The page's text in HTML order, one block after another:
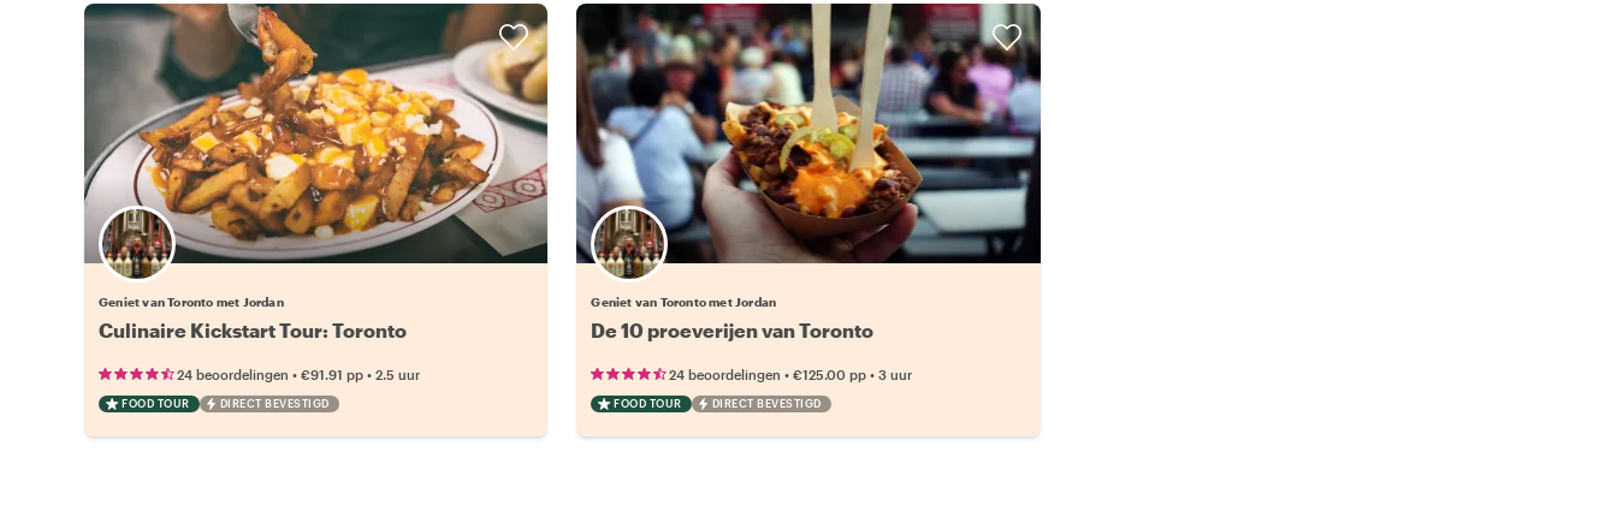
Geniet van Toronto met Jordan
Culinaire Kickstart Tour: Toronto
24 beoordelingen • €91.91 pp • 2.5 uur
FOOD TOUR DIRECT BEVESTIGD
Geniet van Toronto met Jordan
De 10 proeverijen van Toronto
24 beoordelingen •€125.00 pp •3 uur
FOOD TOUR DIRECT BEVESTIGD